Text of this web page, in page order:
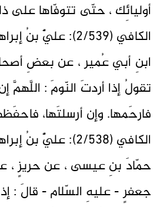
الكافي (2/539): عليٌّ
ابنِ أبي عُمير ، عن بعضِ
تقولُ إذا أردتَ النّومَ :
الكافي (2/538): عليٌّ
حمّادَ بنِ عيسى ، عن حريزٍ ،
جعفرٍ - عليهِ السّلام - قالَ :